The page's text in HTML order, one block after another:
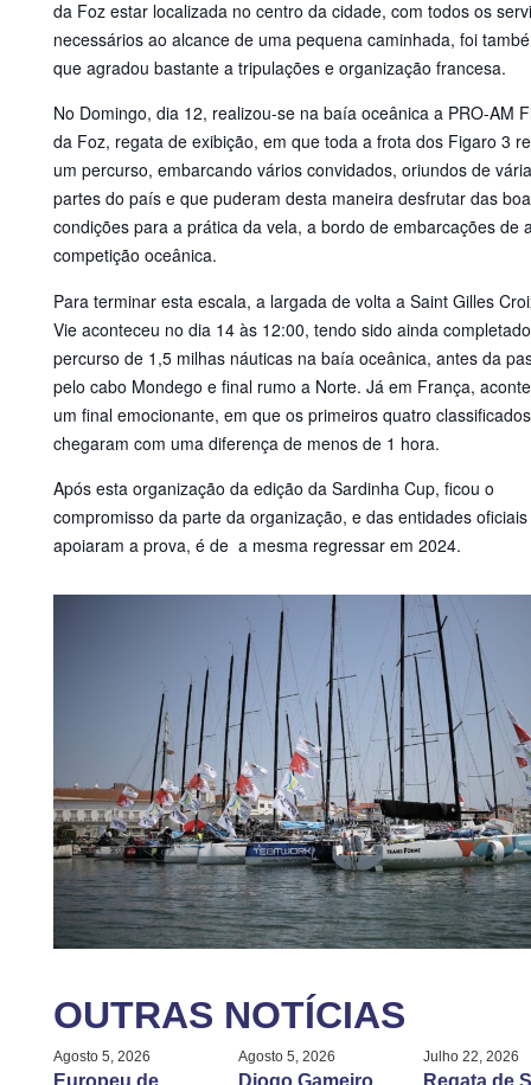
da Foz estar localizada no centro da cidade, com todos os
necessários ao alcance de uma pequena caminhada, foi
que agradou bastante a tripulações e organização francesa.
No Domingo, dia 12, realizou-se na baía oceânica a PRO-AM
da Foz, regata de exibição, em que toda a frota dos Figaro 3
um percurso, embarcando vários convidados, oriundos de
partes do país e que puderam desta maneira desfrutar das
condições para a prática da vela, a bordo de embarcações de
competição oceânica.
Para terminar esta escala, a largada de volta a Saint Gilles
Vie aconteceu no dia 14 às 12:00, tendo sido ainda
percurso de 1,5 milhas náuticas na baía oceânica, antes da
pelo cabo Mondego e final rumo a Norte. Já em França,
um final emocionante, em que os primeiros quatro classificados
chegaram com uma diferença de menos de 1 hora.
Após esta organização da edição da Sardinha Cup, ficou o
compromisso da parte da organização, e das entidades
apoiaram a prova, é de a mesma regressar em 2024.
OUTRAS NOTÍCIAS
Agosto 5, 2026
Europeu de
Agosto 5, 2026
Diogo Gameiro
Julho 22, 2026
Regata de